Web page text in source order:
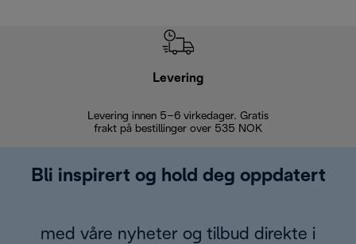
Levering
Levering innen 5–6 virkedager. Gratis
frakt på bestillinger over 535 NOK
Bli inspirert og hold deg oppdatert
med våre nyheter og tilbud direkte i